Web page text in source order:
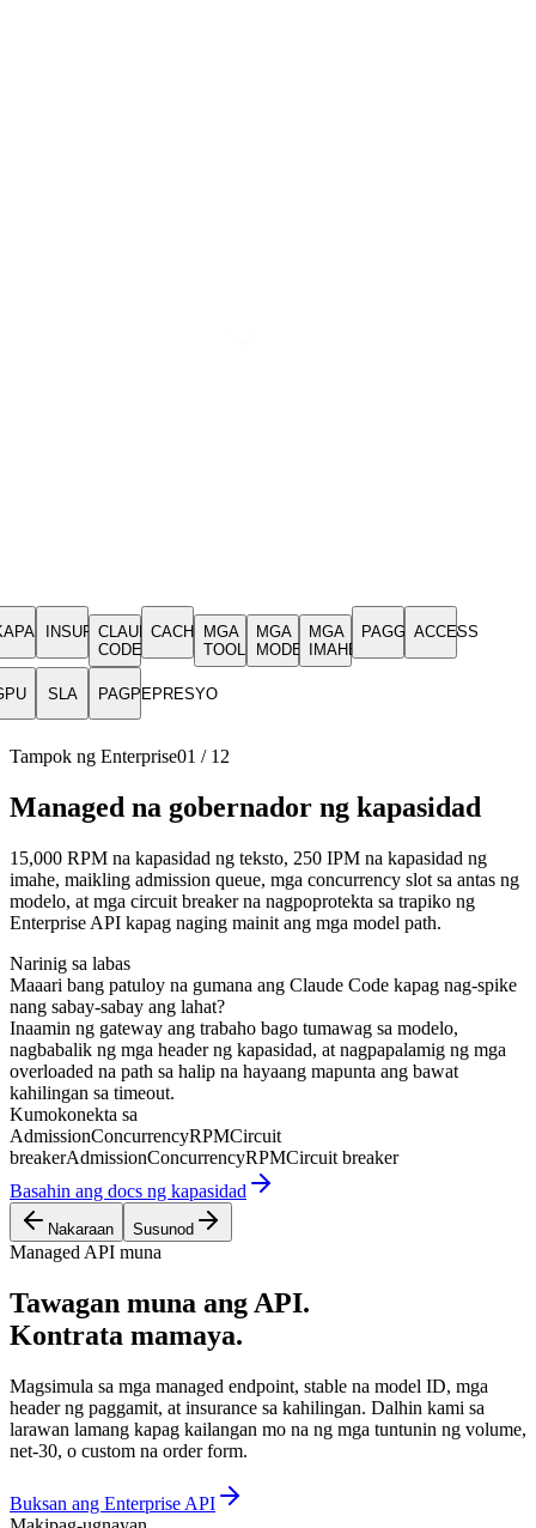
INSURANCE
CLAUDE
CODE
CACHE MGA
TOOL
MGA
MODELO
MGA
IMAHE
PAGGASTOS
ACCESS
SLA PAGPEPRESYO
Tampok ng Enterprise01 / 12
Managed na gobernador ng kapasidad
15,000 RPM na kapasidad ng teksto, 250 IPM na kapasidad ng
imahe, maikling admission queue, mga concurrency slot sa antas ng
modelo, at mga circuit breaker na nagpoprotekta sa trapiko ng
Enterprise API kapag naging mainit ang mga model path.
Narinig sa labas
Maaari bang patuloy na gumana ang Claude Code kapag nag-spike
nang sabay-sabay ang lahat?
Inaamin ng gateway ang trabaho bago tumawag sa modelo,
nagbabalik ng mga header ng kapasidad, at nagpapalamig ng mga
overloaded na path sa halip na hayaang mapunta ang bawat
kahilingan sa timeout.
Kumokonekta sa
AdmissionConcurrencyRPMCircuit
breakerAdmissionConcurrencyRPMCircuit breaker
Basahin ang docs ng kapasidad
Nakaraan Susunod
Managed API muna
Tawagan muna ang API.
Kontrata mamaya.
Magsimula sa mga managed endpoint, stable na model ID, mga
header ng paggamit, at insurance sa kahilingan. Dalhin kami sa
larawan lamang kapag kailangan mo na ng mga tuntunin ng volume,
net-30, o custom na order form.
Buksan ang Enterprise API